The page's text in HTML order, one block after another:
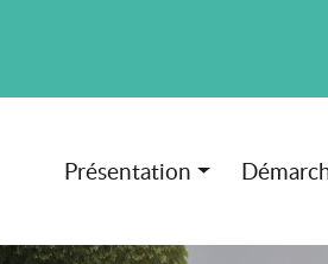
Présentation